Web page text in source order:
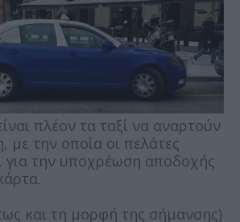
πλέον τα ταξί να αναρτούν
με την οποία οι πελάτες
για την υποχρέωση αποδοχής
και τη μορφή της σήμανσης)